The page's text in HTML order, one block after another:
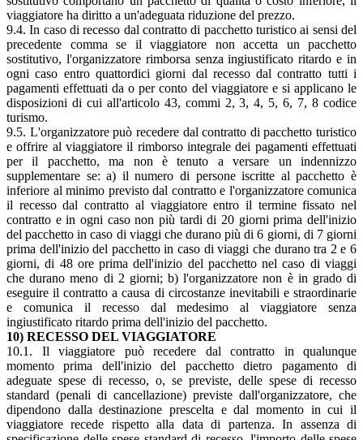
viaggiatore ha diritto a un'adeguata riduzione del prezzo.
9.4. In caso di recesso dal contratto di pacchetto turistico ai sensi del
precedente comma se il viaggiatore non accetta un pacchetto
sostitutivo, l'organizzatore rimborsa senza ingiustificato ritardo e in
ogni caso entro quattordici giorni dal recesso dal contratto tutti i
pagamenti effettuati da o per conto del viaggiatore e si applicano le
disposizioni di cui all'articolo 43, commi 2, 3, 4, 5, 6, 7, 8 codice
turismo.
9.5. L'organizzatore può recedere dal contratto di pacchetto turistico
e offrire al viaggiatore il rimborso integrale dei pagamenti effettuati
per il pacchetto, ma non è tenuto a versare un indennizzo
supplementare se: a) il numero di persone iscritte al pacchetto è
inferiore al minimo previsto dal contratto e l'organizzatore comunica
il recesso dal contratto al viaggiatore entro il termine fissato nel
contratto e in ogni caso non più tardi di 20 giorni prima dell'inizio
del pacchetto in caso di viaggi che durano più di 6 giorni, di 7 giorni
prima dell'inizio del pacchetto in caso di viaggi che durano tra 2 e 6
giorni, di 48 ore prima dell'inizio del pacchetto nel caso di viaggi
che durano meno di 2 giorni; b) l'organizzatore non è in grado di
eseguire il contratto a causa di circostanze inevitabili e straordinarie
e comunica il recesso dal medesimo al viaggiatore senza
ingiustificato ritardo prima dell'inizio del pacchetto.
10) RECESSO DEL VIAGGIATORE
10.1. Il viaggiatore può recedere dal contratto in qualunque
momento prima dell'inizio del pacchetto dietro pagamento di
adeguate spese di recesso, o, se previste, delle spese di recesso
standard (penali di cancellazione) previste dall'organizzatore, che
dipendono dalla destinazione prescelta e dal momento in cui il
viaggiatore recede rispetto alla data di partenza. In assenza di